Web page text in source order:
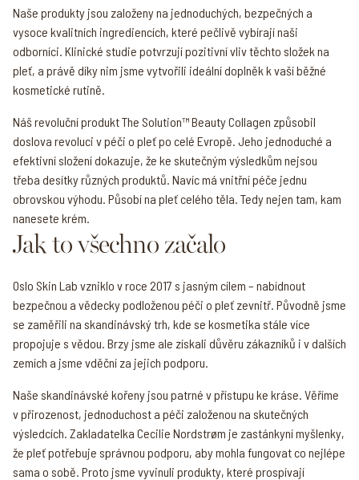
Naše produkty jsou založeny na jednoduchých, bezpečných a
vysoce kvalitních ingrediencích, které pečlivě vybírají naši
odborníci. Klinické studie potvrzují pozitivní vliv těchto složek na
pleť, a právě díky nim jsme vytvořili ideální doplněk k vaší běžné
kosmetické rutině.
Náš revoluční produkt The Solution™ Beauty Collagen způsobil
doslova revoluci v péči o pleť po celé Evropě. Jeho jednoduché a
efektivní složení dokazuje, že ke skutečným výsledkům nejsou
třeba desítky různých produktů. Navíc má vnitřní péče jednu
obrovskou výhodu. Působí na pleť celého těla. Tedy nejen tam, kam
nanesete krém.
Jak to všechno začalo
Oslo Skin Lab vzniklo v roce 2017 s jasným cílem – nabídnout
bezpečnou a vědecky podloženou péči o pleť zevnitř. Původně jsme
se zaměřili na skandinávský trh, kde se kosmetika stále více
propojuje s vědou. Brzy jsme ale získali důvěru zákazníků i v dalších
zemích a jsme vděční za jejich podporu.
Naše skandinávské kořeny jsou patrné v přístupu ke kráse. Věříme
v přirozenost, jednoduchost a péči založenou na skutečných
výsledcích. Zakladatelka Cecilie Nordstrøm je zastánkyní myšlenky,
že pleť potřebuje správnou podporu, aby mohla fungovat co nejlépe
sama o sobě. Proto jsme vyvinuli produkty, které prospívají